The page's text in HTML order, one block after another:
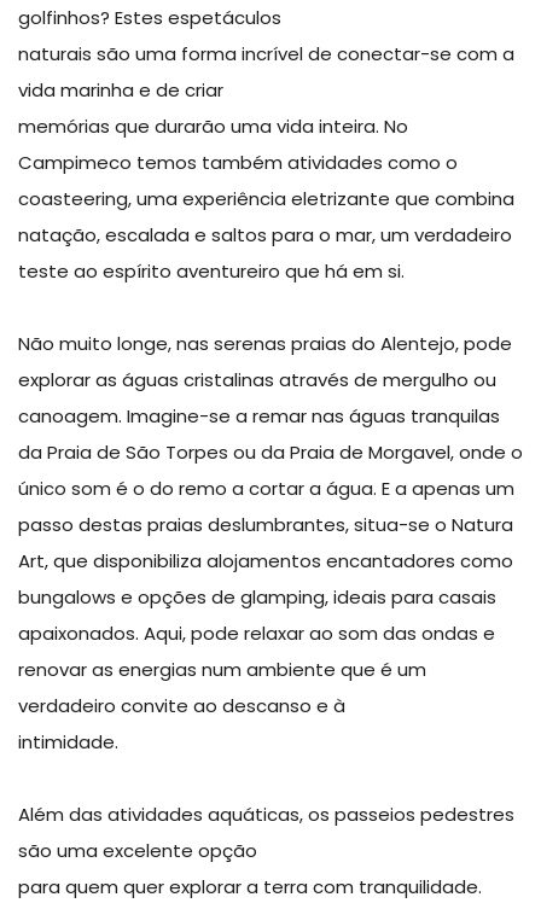
golfinhos? Estes espetáculos
naturais são uma forma incrível de conectar-se com a
vida marinha e de criar
memórias que durarão uma vida inteira. No
Campimeco temos também atividades como o
coasteering, uma experiência eletrizante que combina
natação, escalada e saltos para o mar, um verdadeiro
teste ao espírito aventureiro que há em si.
Não muito longe, nas serenas praias do Alentejo, pode
explorar as águas cristalinas através de mergulho ou
canoagem. Imagine-se a remar nas águas tranquilas
da Praia de São Torpes ou da Praia de Morgavel, onde o
único som é o do remo a cortar a água. E a apenas um
passo destas praias deslumbrantes, situa-se o Natura
Art, que disponibiliza alojamentos encantadores como
bungalows e opções de glamping, ideais para casais
apaixonados. Aqui, pode relaxar ao som das ondas e
renovar as energias num ambiente que é um
verdadeiro convite ao descanso e à
intimidade.
Além das atividades aquáticas, os passeios pedestres
são uma excelente opção
para quem quer explorar a terra com tranquilidade.